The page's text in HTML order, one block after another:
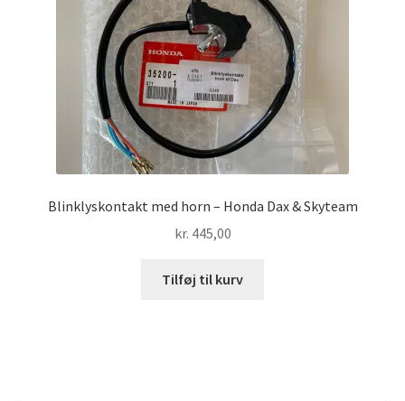
Blinklyskontakt med horn – Honda Dax & Skyteam
kr. 445,00
Tilføj til kurv